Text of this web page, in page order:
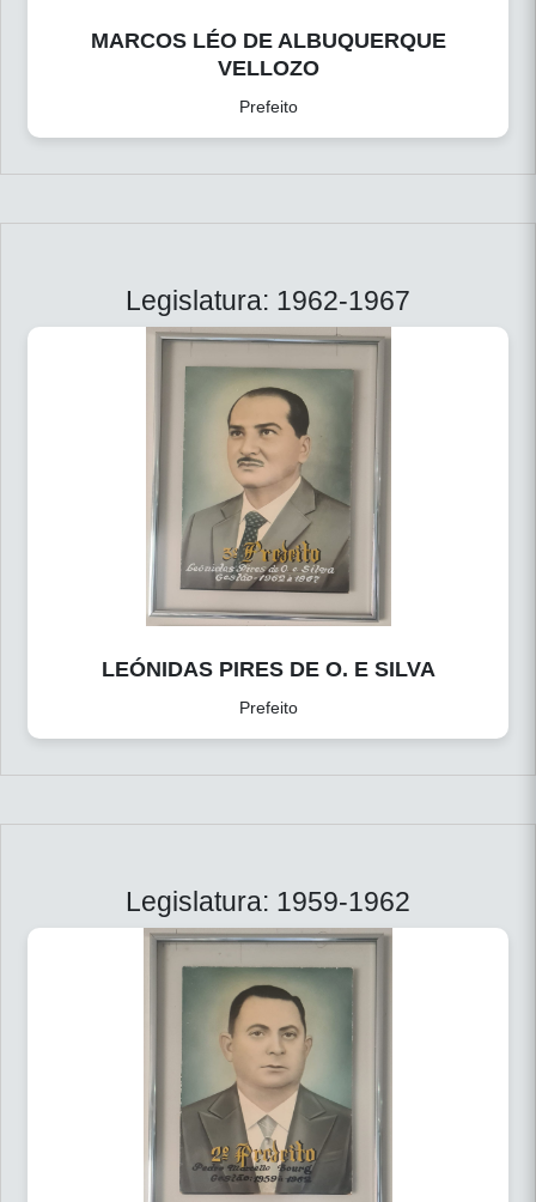
MARCOS LÉO DE ALBUQUERQUE
VELLOZO
Prefeito
Legislatura: 1962-1967
LEÓNIDAS PIRES DE O. E SILVA
Prefeito
Legislatura: 1959-1962